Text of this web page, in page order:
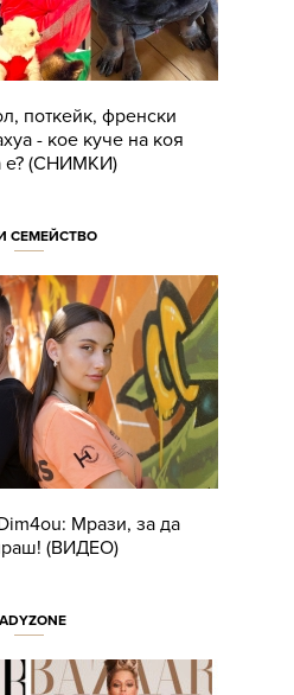
поткейк, френски
- коe куче на коя
е? (СНИМКИ)
СЕМЕЙСТВО
Мрази, за да
(ВИДЕО)